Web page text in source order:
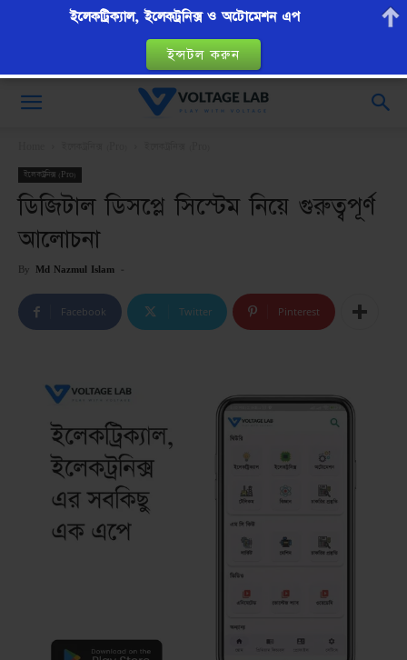
VoltageLab
ইলেকট্রনিক্স (Pro)
ডিজিটাল ডিসপ্লে সিস্টেম নিয়ে গুরুত্বপূর্ণ
আলোচনা
By Md Nazmul Islam -
Facebook Twitter Pinterest
ইলেকট্রিক্যাল, ইলেকট্রনিক্স ও অটোমেশন এপ
ইন্সটল করুন